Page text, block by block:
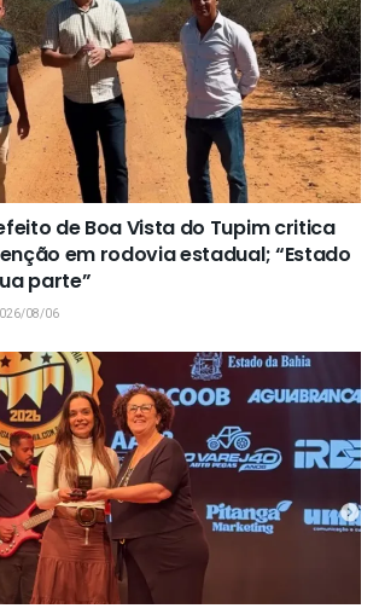
de Boa Vista do Tupim critica
em rodovia estadual; “Estado
parte”
08/06